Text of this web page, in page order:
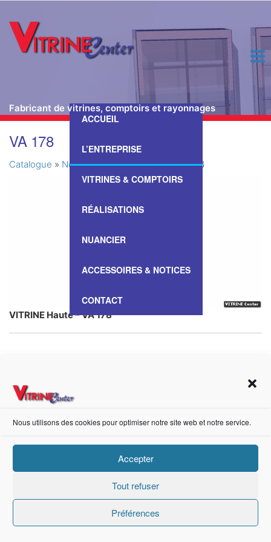
Nous utilisons des cookies pour optimiser notre site web et notre service.
Accepter
Tout refuser
Préférences
Fabricant de vitrines, comptoirs et rayonnages
ACCUEIL
L’ENTREPRISE
VITRINES & COMPTOIRS
RÉALISATIONS
NUANCIER
ACCESSOIRES & NOTICES
CONTACT
VA 178
Catalogue » Nos Vitrines & Comptoirs»VA 178
VITRINE Haute – VA 178
https://fr-fr.facebook.com/pages/category/Metal-Supplier/Vitrine-Center-1847745018840053/